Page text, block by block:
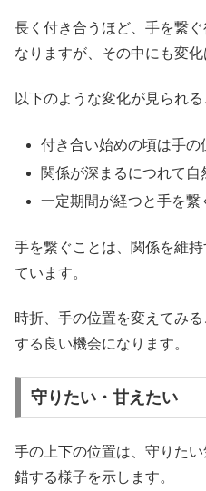
長く付き合うほど、手を繋
なりますが、その中にも変化
以下のような変化が見られる
付き合い始めの頃は手の
関係が深まるにつれて
一定期間が経つと手を繋
手を繋ぐことは、関係を維
ています。
時折、手の位置を変えてみ
する良い機会になります。
守りたい・甘えたい
手の上下の位置は、守りた
錯する様子を示します。